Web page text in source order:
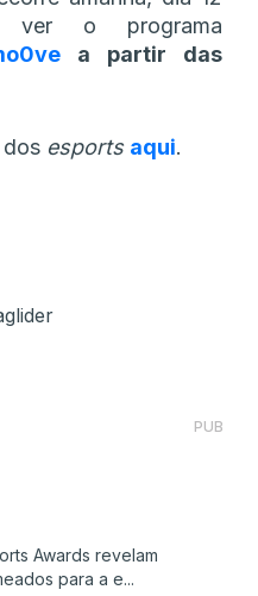
ver o programa
a partir das
dos esports aqui.
PUB
Awards revelam
para a e...